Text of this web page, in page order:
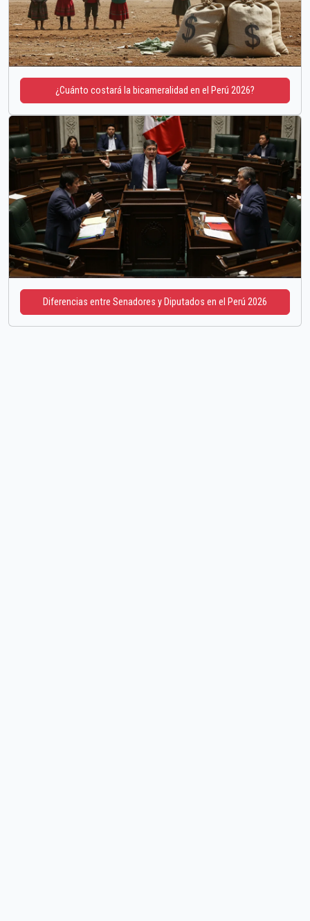
¿Cuánto costará la bicameralidad en el Perú 2026?
Diferencias entre Senadores y Diputados en el Perú 2026